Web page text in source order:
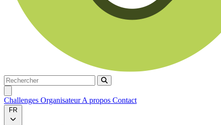
Rechercher
Rechercher
Challenges OrganisateurA propos Contact
FR